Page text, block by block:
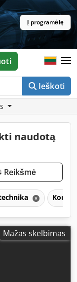
Į programėlę
Ieškoti
naudotą
Reikšmė
Mažas skelbimas